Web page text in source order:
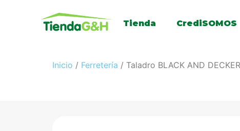
Tienda CrediSOMOS
Inicio / Ferretería / Taladro BLACK AND